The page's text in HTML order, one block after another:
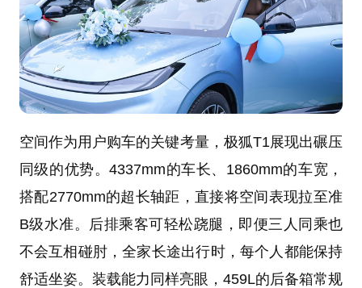
空间作为用户购车的关键考量，极狐T1展现出碾压
同级的优势。4337mm的车长、1860mm的车宽，
搭配2770mm的超长轴距，直接将空间表现拉至准
B级水准。后排乘客可轻松跷腿，即便三人同乘也
不会互相碰肘，全家长途出行时，每个人都能保持
舒适坐姿。装载能力同样亮眼，459L的后备箱常规